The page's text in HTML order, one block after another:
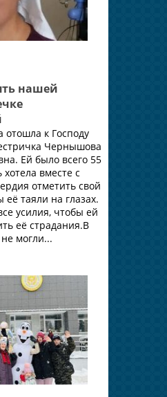
нашей
отошла к Господу
Чернышова
Ей было всего 55
вместе с
отметить свой
таяли на глазах.
усилия, чтобы ей
её страдания.В
могли...